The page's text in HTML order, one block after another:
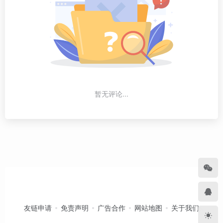
暂无评论...
友链申请 免责声明 广告合作 网站地图 关于我们